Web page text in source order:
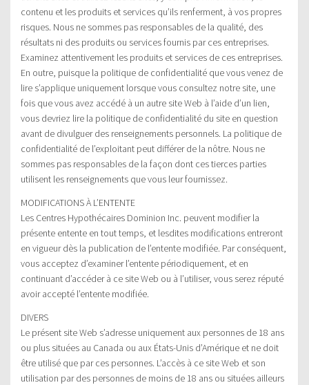
contenu et les produits et services qu’ils renferment, à vos propres
risques. Nous ne sommes pas responsables de la qualité, des
résultats ni des produits ou services fournis par ces entreprises.
Examinez attentivement les produits et services de ces entreprises.
En outre, puisque la politique de confidentialité que vous venez de
lire s’applique uniquement lorsque vous consultez notre site, une
fois que vous avez accédé à un autre site Web à l’aide d’un lien,
vous devriez lire la politique de confidentialité du site en question
avant de divulguer des renseignements personnels. La politique de
confidentialité de l’exploitant peut différer de la nôtre. Nous ne
sommes pas responsables de la façon dont ces tierces parties
utilisent les renseignements que vous leur fournissez.
MODIFICATIONS À L’ENTENTE
Les Centres Hypothécaires Dominion Inc. peuvent modifier la
présente entente en tout temps, et lesdites modifications entreront
en vigueur dès la publication de l’entente modifiée. Par conséquent,
vous acceptez d’examiner l’entente périodiquement, et en
continuant d’accéder à ce site Web ou à l’utiliser, vous serez réputé
avoir accepté l’entente modifiée.
DIVERS
Le présent site Web s’adresse uniquement aux personnes de 18 ans
ou plus situées au Canada ou aux États-Unis d’Amérique et ne doit
être utilisé que par ces personnes. L’accès à ce site Web et son
utilisation par des personnes de moins de 18 ans ou situées ailleurs